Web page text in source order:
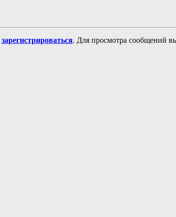
зарегистрироваться. Для просмотра сообщений